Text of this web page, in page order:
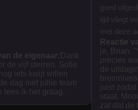
de eigenaar: Dank
de vijf sterren, Sofie.
iets kwijt willen
dag met jullie team
lees ik het graag.
goed
tijd vliegt
met deze
Reactie
je, Brian.
precies
de
juist
staat.
zat dat de